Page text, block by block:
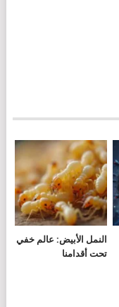
النمل الأبيض: عالم خفي
تحت أقدامنا